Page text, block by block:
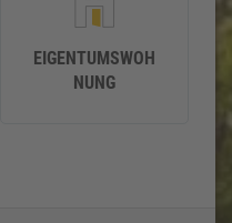
EIGENTUMSWOH
NUNG